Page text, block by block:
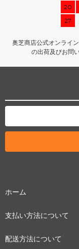
20
27
奥芝商店公式オンライ
の出荷及びお問
ホーム
支払い方法について
配送方法について